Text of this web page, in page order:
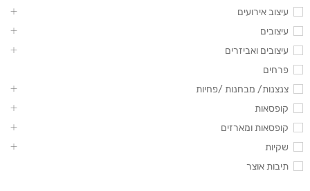
עיצוב אירועים
עיצובים
עיצובים ואביזרים
פרחים
צנצנות/ מבחנות /פחיות
קופסאות
קופסאות ומארזים
שקיות
תיבות אוצר